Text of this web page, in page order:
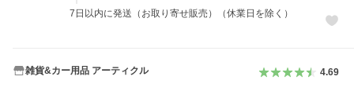
7日以内に発送（お取り寄せ販売）（休業日を除く）
雑貨&カー用品 アーティクル 4.69